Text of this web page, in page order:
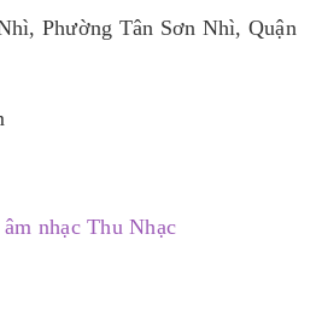
Phường Tân Sơn Nhì, Quận
nhạc Thu Nhạc